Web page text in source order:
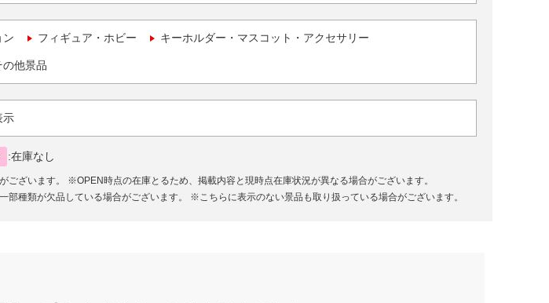
ン フィギュア・ホビー キーホルダー・マスコット・アクセサリー
の他景品
示
在庫なし
ございます。
※OPEN時点の在庫とるため、掲載内容と現時点在庫状況が異なる場合がございます。
種類が欠品している場合がございます。
※こちらに表示のない景品も取り扱っている場合がございます。